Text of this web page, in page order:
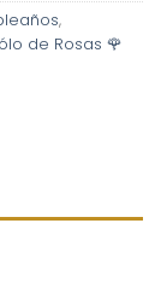
,
de Rosas 🌹